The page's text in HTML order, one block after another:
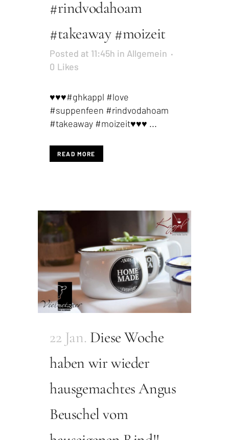
#rindvodahoam
#takeaway #moizeit
Posted at 11:45h in Allgemein
0 Likes
♥️♥️♥️#ghkappl #love
#suppenfeen #rindvodahoam
#takeaway #moizeit♥️♥️♥️ ...
READ MORE
22 Jan. Diese Woche
haben wir wieder
hausgemachtes Angus
Beuschel vom